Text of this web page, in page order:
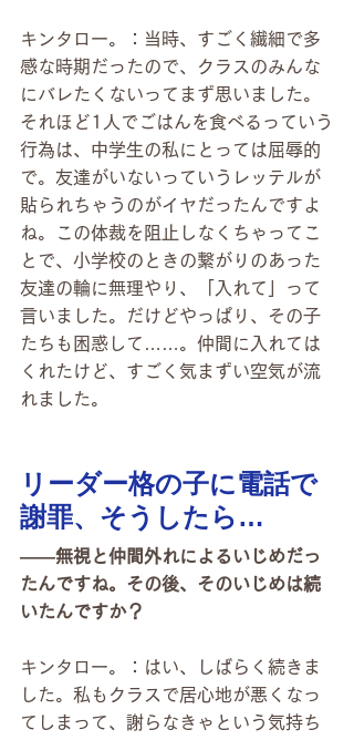
キンタロー。：当時、すごく繊細で多
感な時期だったので、クラスのみんな
にバレたくないってまず思いました。
それほど1人でごはんを食べるっていう
行為は、中学生の私にとっては屈辱的
で。友達がいないっていうレッテルが
貼られちゃうのがイヤだったんですよ
ね。この体裁を阻止しなくちゃってこ
とで、小学校のときの繋がりのあった
友達の輪に無理やり、「入れて」って
言いました。だけどやっぱり、その子
たちも困惑して……。仲間に入れては
くれたけど、すごく気まずい空気が流
れました。
リーダー格の子に電話で
謝罪、そうしたら…
――無視と仲間外れによるいじめだっ
たんですね。その後、そのいじめは続
いたんですか？
キンタロー。：はい、しばらく続きま
した。私もクラスで居心地が悪くなっ
てしまって、謝らなきゃという気持ち